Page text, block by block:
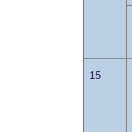
15